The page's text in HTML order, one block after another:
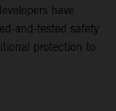
have
and-tested safety
protection to